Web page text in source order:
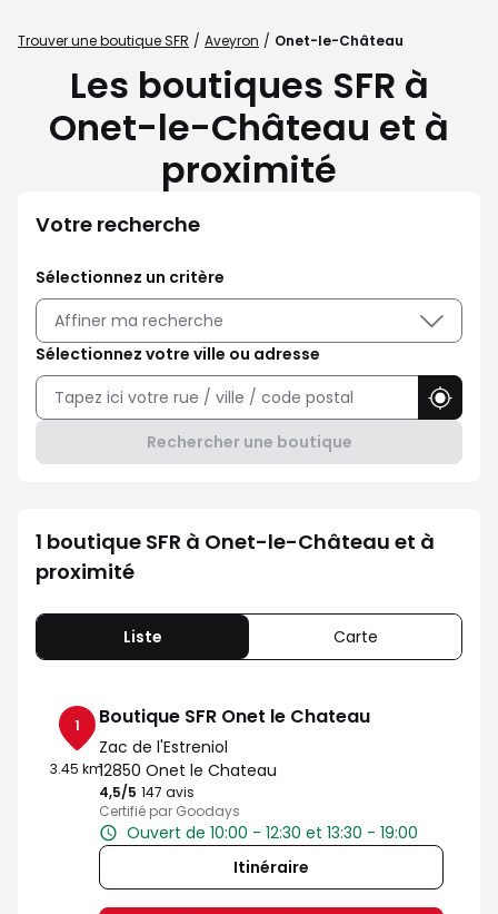
Trouver une boutique SFR Aveyron Onet-le-Château
Les boutiques SFR à
Onet-le-Château et à
proximité
Votre recherche
Sélectionnez un critère
Affiner ma recherche
Sélectionnez votre ville ou adresse
Rechercher une boutique
1 boutique SFR à Onet-le-Château et à
proximité
Liste Carte
1
3.45 km
Boutique SFR Onet le Chateau
Zac de l'Estreniol
12850 Onet le Chateau
4,5/5 Note de 4.5 sur 5
147 avis
Certifié par Goodays
Ouvert de 10:00 - 12:30 et 13:30 - 19:00
Itinéraire